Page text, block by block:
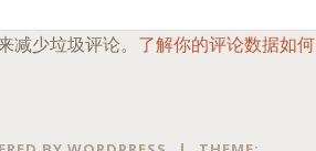
减少垃圾评论。 了解你的评论数据如何